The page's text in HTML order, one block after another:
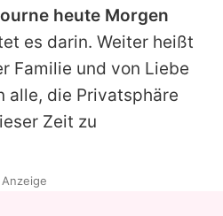
heute Morgen
es darin. Weiter heißt
Familie und von Liebe
alle, die Privatsphäre
Zeit zu
Anzeige